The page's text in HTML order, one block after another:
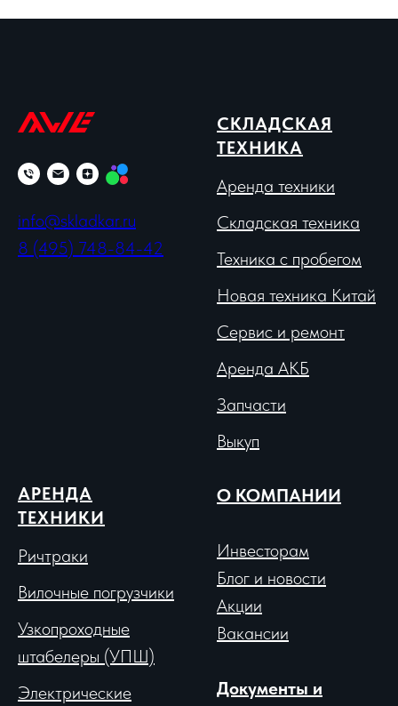
info@skladkar.ru
8 (495) 748-84-42
СКЛАДСКАЯ
ТЕХНИКА
Аренда техники
Складская техника
Техника с пробегом
Новая техника Китай
Сервис и ремонт
Аренда АКБ
Запчасти
Выкуп
АРЕНДА
ТЕХНИКИ
Ричтраки
Вилочные погрузчики
Узкопроходные
штабелеры (УПШ)
Электрические
О КОМПАНИИ
Инвесторам
Блог и новости
Акции
Вакансии
Документы и